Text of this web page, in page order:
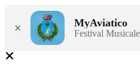
× MyAviatico
Festival